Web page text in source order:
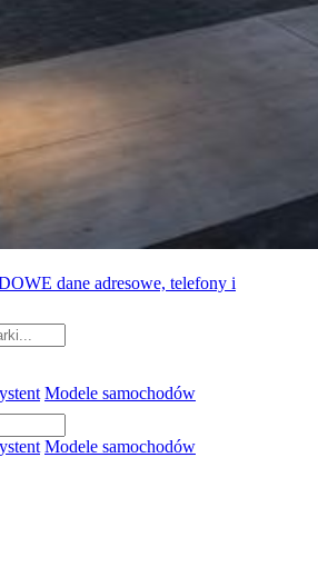
dane adresowe, telefony i
Modele samochodów
Modele samochodów